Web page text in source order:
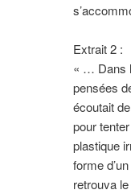
Extrait 2 :
« … Dans
pensées
écoutait
pour
plastique
forme
retrouva